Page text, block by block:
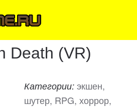
Death (VR)
Категории: экшен,
шутер, RPG, хоррор,